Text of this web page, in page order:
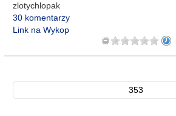
zlotychlopak
30 komentarzy
Link na Wykop
353